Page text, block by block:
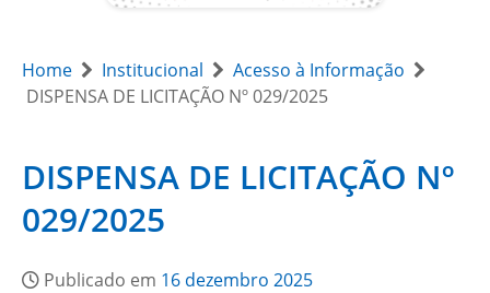
Home Institucional
Acesso à Informação
DISPENSA DE LICITAÇÃO Nº 029/2025
DISPENSA DE LICITAÇÃO Nº
029/2025
Publicado em 16 dezembro 2025